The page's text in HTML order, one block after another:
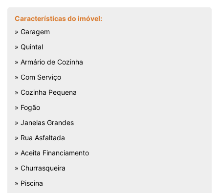
Características do imóvel:
» Garagem
» Quintal
» Armário de Cozinha
» Com Serviço
» Cozinha Pequena
» Fogão
» Janelas Grandes
» Rua Asfaltada
» Aceita Financiamento
» Churrasqueira
» Piscina